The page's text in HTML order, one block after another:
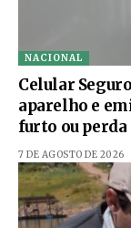
NACIONAL
Celular
aparelho e
furto ou perda
7 DE AGOSTO DE 2026